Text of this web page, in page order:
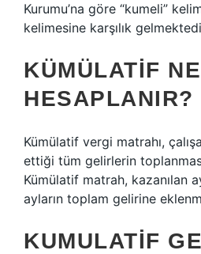
Kurumu’na göre “kumeli”
kelimesine karşılık
KÜMÜLATIF
HESAPLANIR?
Kümülatif vergi matrahı,
ettiği tüm gelirlerin
Kümülatif matrah, kazanılan
ayların toplam gelirine
KUMULATIF